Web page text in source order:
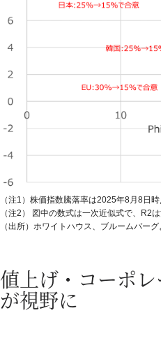
（注1）株価指数騰落率は2025年8月8日時
（注2） 図中の数式は一次近似式で、R2
（出所）ホワイトハウス、ブルームバー
値上げ・コーポ
が視野に